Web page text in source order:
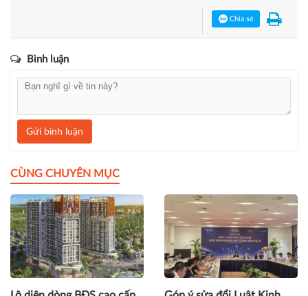
Gửi bình luận
CÙNG CHUYÊN MỤC